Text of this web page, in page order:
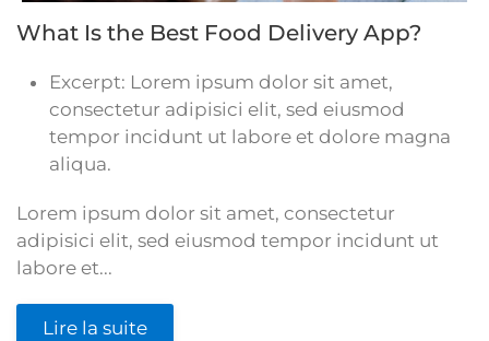
What Is the Best Food Delivery App?
Excerpt: Lorem ipsum dolor sit amet,
consectetur adipisici elit, sed eiusmod
tempor incidunt ut labore et dolore magna
aliqua.
Lorem ipsum dolor sit amet, consectetur
adipisici elit, sed eiusmod tempor incidunt ut
labore et...
Lire la suite